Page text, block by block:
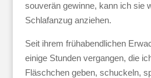
souverän gewinne, kann ich sie
Schlafanzug anziehen.
Seit ihrem frühabendlichen
einige Stunden vergangen, die
Fläschchen geben, schuckeln,